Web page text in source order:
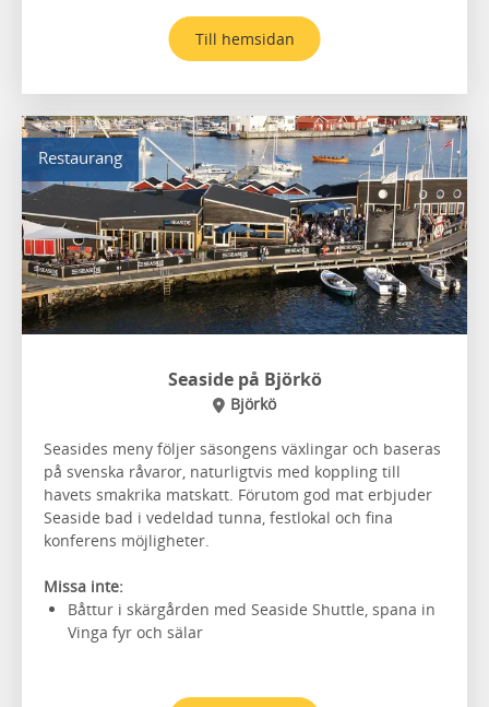
Till hemsidan
Restaurang
Seaside på Björkö
Björkö
Seasides meny följer säsongens växlingar och baseras
på svenska råvaror, naturligtvis med koppling till
havets smakrika matskatt. Förutom god mat erbjuder
Seaside bad i vedeldad tunna, festlokal och fina
konferens möjligheter.
Missa inte:
Båttur i skärgården med Seaside Shuttle, spana in
Vinga fyr och sälar